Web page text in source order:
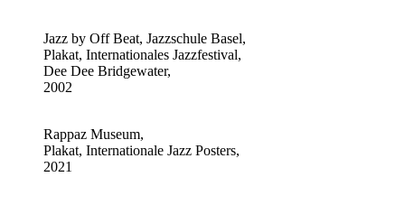
Jazz by Off Beat, Jazzschule Basel,
Plakat, Internationales Jazzfestival,
Dee Dee Bridgewater,
2002
Rappaz Museum,
Plakat, Internationale Jazz Posters,
2021